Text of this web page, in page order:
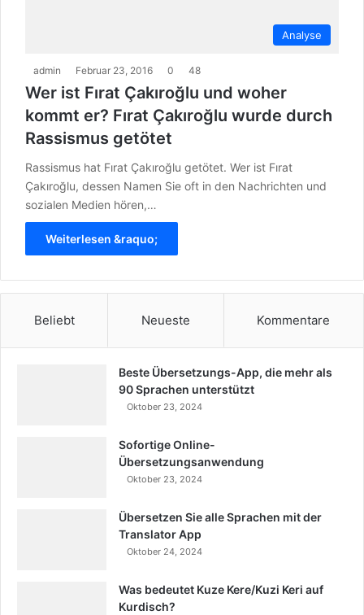
Analyse
admin Februar 23, 2016 0 48
Wer ist Fırat Çakıroğlu und woher
kommt er? Fırat Çakıroğlu wurde durch
Rassismus getötet
Rassismus hat Fırat Çakıroğlu getötet. Wer ist Fırat
Çakıroğlu, dessen Namen Sie oft in den Nachrichten und
sozialen Medien hören,…
Weiterlesen &raquo;
Beliebt Neueste Kommentare
Beste Übersetzungs-App, die mehr als
90 Sprachen unterstützt
Oktober 23, 2024
Sofortige Online-
Übersetzungsanwendung
Oktober 23, 2024
Übersetzen Sie alle Sprachen mit der
Translator App
Oktober 24, 2024
Was bedeutet Kuze Kere/Kuzi Keri auf
Kurdisch?